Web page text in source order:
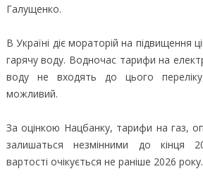
Галущенко.
В Україні діє мораторій на підвищення
гарячу воду. Водночас тарифи на
воду не входять до цього
можливий.
За оцінкою Нацбанку, тарифи на газ,
залишаться незмінними до кінця
вартості очікується не раніше 2026 року.